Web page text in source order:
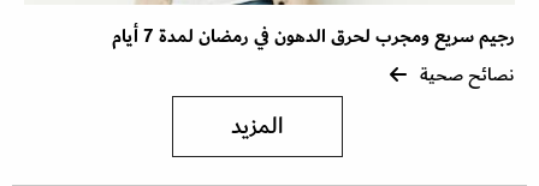
رجيم سريع ومجرب لحرق الدهون في رمضان لمدة 7 أيام
نصائح صحية
المزيد